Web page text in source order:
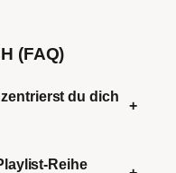
(FAQ)
du dich
+
Reihe